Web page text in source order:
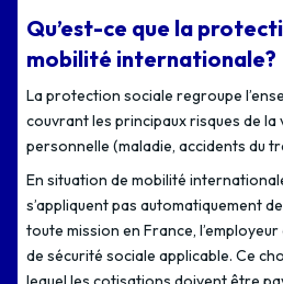
Qu’est-ce que la
mobilité internationale?
La protection sociale regroupe
couvrant les principaux risques de
personnelle (maladie, accidents du
En situation de mobilité
s’appliquent pas automatiquement
toute mission en France,
de sécurité sociale applicable. Ce